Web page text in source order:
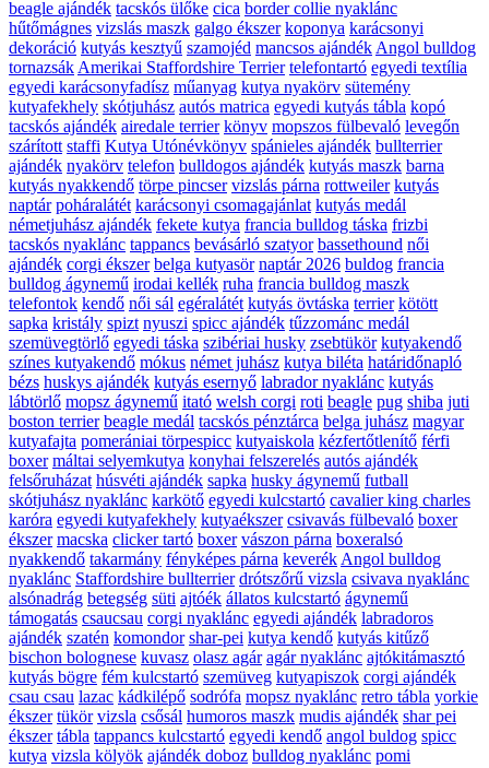
beagle ajándék tacskós ülőke cica border collie nyaklánc
hűtőmágnes vizslás maszk galgo ékszer koponya karácsonyi
dekoráció kutyás kesztyű szamojéd mancsos ajándék Angol bulldog
tornazsák Amerikai Staffordshire Terrier telefontartó egyedi textília
egyedi karácsonyfadísz műanyag kutya nyakörv sütemény
kutyafekhely skótjuhász autós matrica egyedi kutyás tábla kopó
tacskós ajándék airedale terrier könyv mopszos fülbevaló levegőn
szárított staffi Kutya Utónévkönyv spánieles ajándék bullterrier
ajándék nyakörv telefon bulldogos ajándék kutyás maszk barna
kutyás nyakkendő törpe pincser vizslás párna rottweiler kutyás
naptár poháralátét karácsonyi csomagajánlat kutyás medál
németjuhász ajándék fekete kutya francia bulldog táska frizbi
tacskós nyaklánc tappancs bevásárló szatyor bassethound női
ajándék corgi ékszer belga kutyasör naptár 2026 buldog francia
bulldog ágynemű irodai kellék ruha francia bulldog maszk
telefontok kendő női sál egéralátét kutyás övtáska terrier kötött
sapka kristály spizt nyuszi spicc ajándék tűzzománc medál
szemüvegtörlő egyedi táska szibériai husky zsebtükör kutyakendő
színes kutyakendő mókus német juhász kutya biléta határidőnapló
bézs huskys ajándék kutyás esernyő labrador nyaklánc kutyás
lábtörlő mopsz ágynemű itató welsh corgi roti beagle pug shiba juti
boston terrier beagle medál tacskós pénztárca belga juhász magyar
kutyafajta pomerániai törpespicc kutyaiskola kézfertőtlenítő férfi
boxer máltai selyemkutya konyhai felszerelés autós ajándék
felsőruházat húsvéti ajándék sapka husky ágynemű futball
skótjuhász nyaklánc karkötő egyedi kulcstartó cavalier king charles
karóra egyedi kutyafekhely kutyaékszer csivavás fülbevaló boxer
ékszer macska clicker tartó boxer vászon párna boxeralsó
nyakkendő takarmány fényképes párna keverék Angol bulldog
nyaklánc Staffordshire bullterrier drótszőrű vizsla csivava nyaklánc
alsónadrág betegség süti ajtóék állatos kulcstartó ágynemű
támogatás csaucsau corgi nyaklánc egyedi ajándék labradoros
ajándék szatén komondor shar-pei kutya kendő kutyás kitűző
bischon bolognese kuvasz olasz agár agár nyaklánc ajtókitámasztó
kutyás bögre fém kulcstartó szemüveg kutyapiszok corgi ajándék
csau csau lazac kádkilépő sodrófa mopsz nyaklánc retro tábla yorkie
ékszer tükör vizsla csősál humoros maszk mudis ajándék shar pei
ékszer tábla tappancs kulcstartó egyedi kendő angol buldog spicc
kutya vizsla kölyök ajándék doboz bulldog nyaklánc pomi